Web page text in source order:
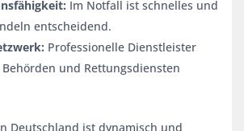
Im Notfall ist schnelles und
entscheidend.
Professionelle Dienstleister
und Rettungsdiensten
Deutschland ist dynamisch und